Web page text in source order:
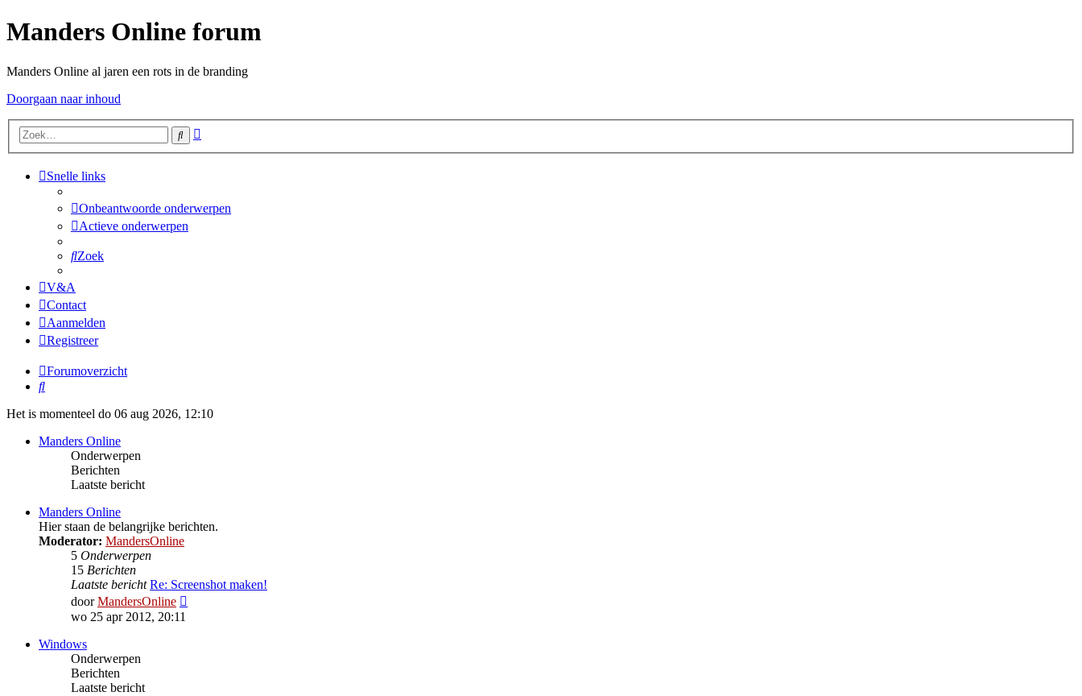
Manders Online forum
Manders Online al jaren een rots in de branding
Doorgaan naar inhoud
Zoek
Snelle links
Onbeantwoorde onderwerpen
Actieve onderwerpen
Zoek
V&A
Contact
Aanmelden
Registreer
Forumoverzicht
Zoek
Het is momenteel do 06 aug 2026, 12:10
Manders Online
Onderwerpen
Berichten
Laatste bericht
Manders Online
Hier staan de belangrijke berichten.
Moderator: MandersOnline
5 Onderwerpen
15 Berichten
Laatste bericht Re: Screenshot maken!
doorMandersOnline
wo 25 apr 2012, 20:11
Windows
Onderwerpen
Berichten
Laatste bericht